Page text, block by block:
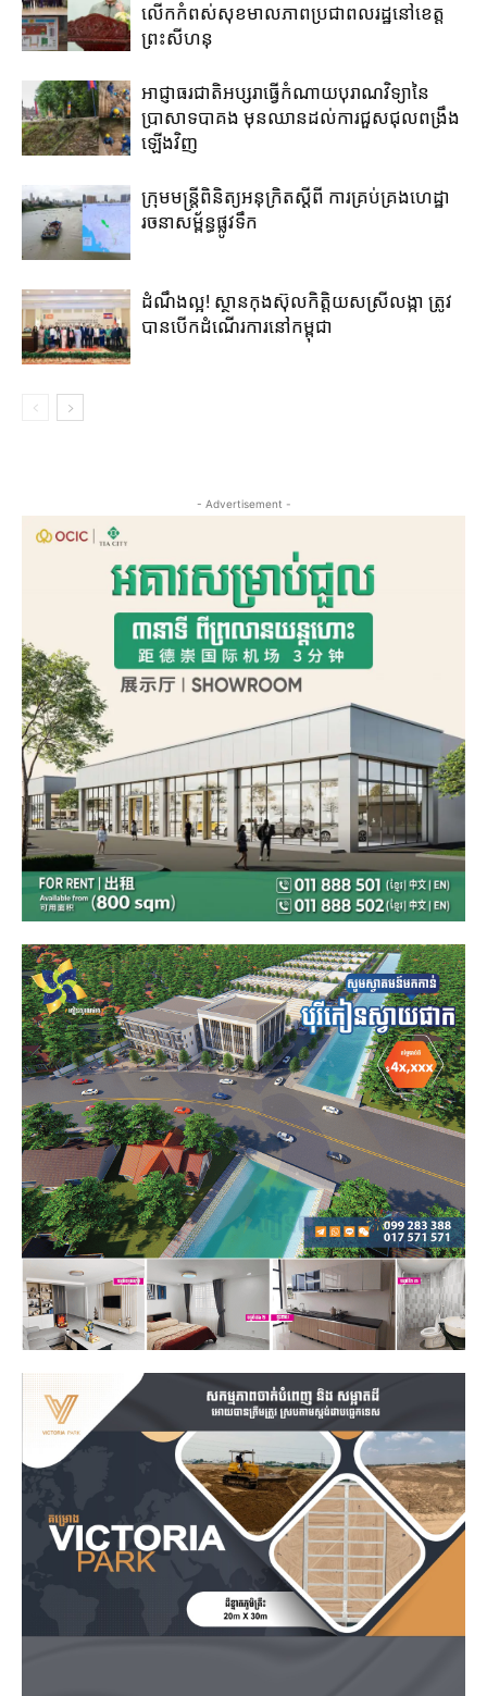
លើក​កំពស់​សុខមាលភាព​ប្រជាពលរដ្ឋ​នៅ​ខេត្ត
ព្រះសីហនុ​
អាជ្ញាធរជាតិអប្សរា​ធ្វើ​កំណាយ​បុរាណ​វិទ្យា​នៃ​
ប្រាសាទបាគង​ មុនឈាន​ដល់​ការ​ជួសជុល​ពង្រឹង​
ឡើងវិញ​
ក្រុមមន្រ្តីពិនិត្យអនុក្រិតស្តីពី ការគ្រប់គ្រងហេដ្ឋា
រចនាសម្ព័ន្ធផ្លូវទឹក
ដំណឹងល្អ! ស្ថាន​កុងស៊ុល​កិត្តិយស​ស្រីលង្កា​ ត្រូវ​
បាន​បើក​ដំណើរការ​នៅ​កម្ពុជា​
- Advertisement -